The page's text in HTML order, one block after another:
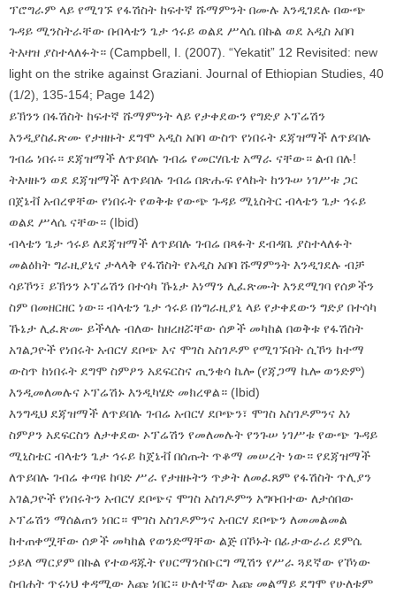
ፕሮግራም ላይ የሚገኙ የፋሽስት ከፍተኛ ሹማምንት በሙሉ እንዲገደሉ በውጭ
ጉዳይ ሚንስትራቸው በብላቴን ጌታ ኅሩይ ወልደ ሥላሴ በኩል ወደ አዲስ አበባ
ትእዛዝ ያስተላለፉት። (Campbell, I. (2007). “Yekatit” 12 Revisited: new
light on the strike against Graziani. Journal of Ethiopian Studies, 40
(1/2), 135-154; Page 142)
ይኽንን በፋሽስት ከፍተኛ ሹማምንት ላይ የታቀደውን የግድያ ኦፕሬሽን
እንዲያስፈጽሙ የታዘዙት ደግሞ አዲስ አበባ ውስጥ የነበሩት ደጃዝማች ለጥይበሉ
ገብሬ ነበሩ። ደጃዝማች ለጥይበሉ ገብሬ የመርሃቤቴ አማራ ናቸው። ልብ በሉ!
ትእዛዙን ወደ ደጃዝማች ለጥይበሉ ገብሬ በጽሑፍ የላኩት ከንጉሠ ነገሥቱ ጋር
በጀኔቭ አብረዋቸው የነበሩት የወቅቱ የውጭ ጉዳይ ሚኒስትር ብላቴን ጌታ ኅሩይ
ወልደ ሥላሴ ናቸው። (Ibid)
ብላቴን ጌታ ኅሩይ ለደጃዝማች ለጥይበሉ ገብሬ በጻፉት ደብዳቤ ያስተላለፉት
መልዕክት ግራዚያኒና ታላላቅ የፋሽስት የአዲስ አበባ ሹማምንት እንዲገደሉ ብቻ
ሳይኾን፣ ይኽንን ኦፕሬሽን በተሳካ ኹኔታ እነማን ሊፈጽሙት እንደሚገባ የሰዎችን
ስም በመዘርዘር ነው። ብላቴን ጌታ ኅሩይ በነግራዚያኒ ላይ የታቀደውን ግድያ በተሳካ
ኹኔታ ሊፈጽሙ ይችላሉ ብለው ከዘረዘሯቸው ሰዎች መካከል በወቅቱ የፋሽስት
አገልጋዮች የነበሩት አብርሃ ደቦጭ እና ሞገስ አስገዶም የሚገኙበት ሲኾን ከተማ
ውስጥ ከነበሩት ደግሞ ስምዖን አደፍርስና ጢንቄሳ ኬሎ (የጃጋማ ኬሎ ወንድም)
እንዲመለመሉና ኦፕሬሽኑ እንዲካሄድ መክረዋል። (Ibid)
እንግዲህ ደጃዝማች ለጥይበሉ ገብሬ አብርሃ ደቦጭን፣ ሞገስ አስገዶምንና እነ
ስምዖን አደፍርስን ለታቀደው ኦፕሬሽን የመለመሉት የንጉሠ ነገሥቱ የውጭ ጉዳይ
ሚኒስቴር ብላቴን ጌታ ኅሩይ ከጀኔቭ በሰጡት ጥቆማ መሠረት ነው። የደጃዝማች
ለጥይበሉ ገብሬ ቀጣዩ ከባድ ሥራ የታዘዙትን ጥቃት ለመፈጸም የፋሽስት ጥሊያን
አገልጋዮች የነበሩትን አብርሃ ደቦጭና ሞገስ አስገዶምን አግባብተው ለታሰበው
ኦፕሬሽን ማሰልጠን ነበር። ሞገስ አስገዶምንና አብርሃ ደቦጭን ለመመልመል
ከተጠቀሟቸው ሰዎች መካከል የወንድማቸው ልጅ በኾኑት በፊታውራሪ ደምሴ
ኃይለ ማርያም በኩል የተወዳጁት የሀርማንስቡርግ ሚሽን የሥራ ጓደኛው የኾነው
ስብሐት ጥሩነህ ቀዳሚው እጩ ነበር። ሁለተኛው እጩ መልማይ ደግሞ የሁለቱም